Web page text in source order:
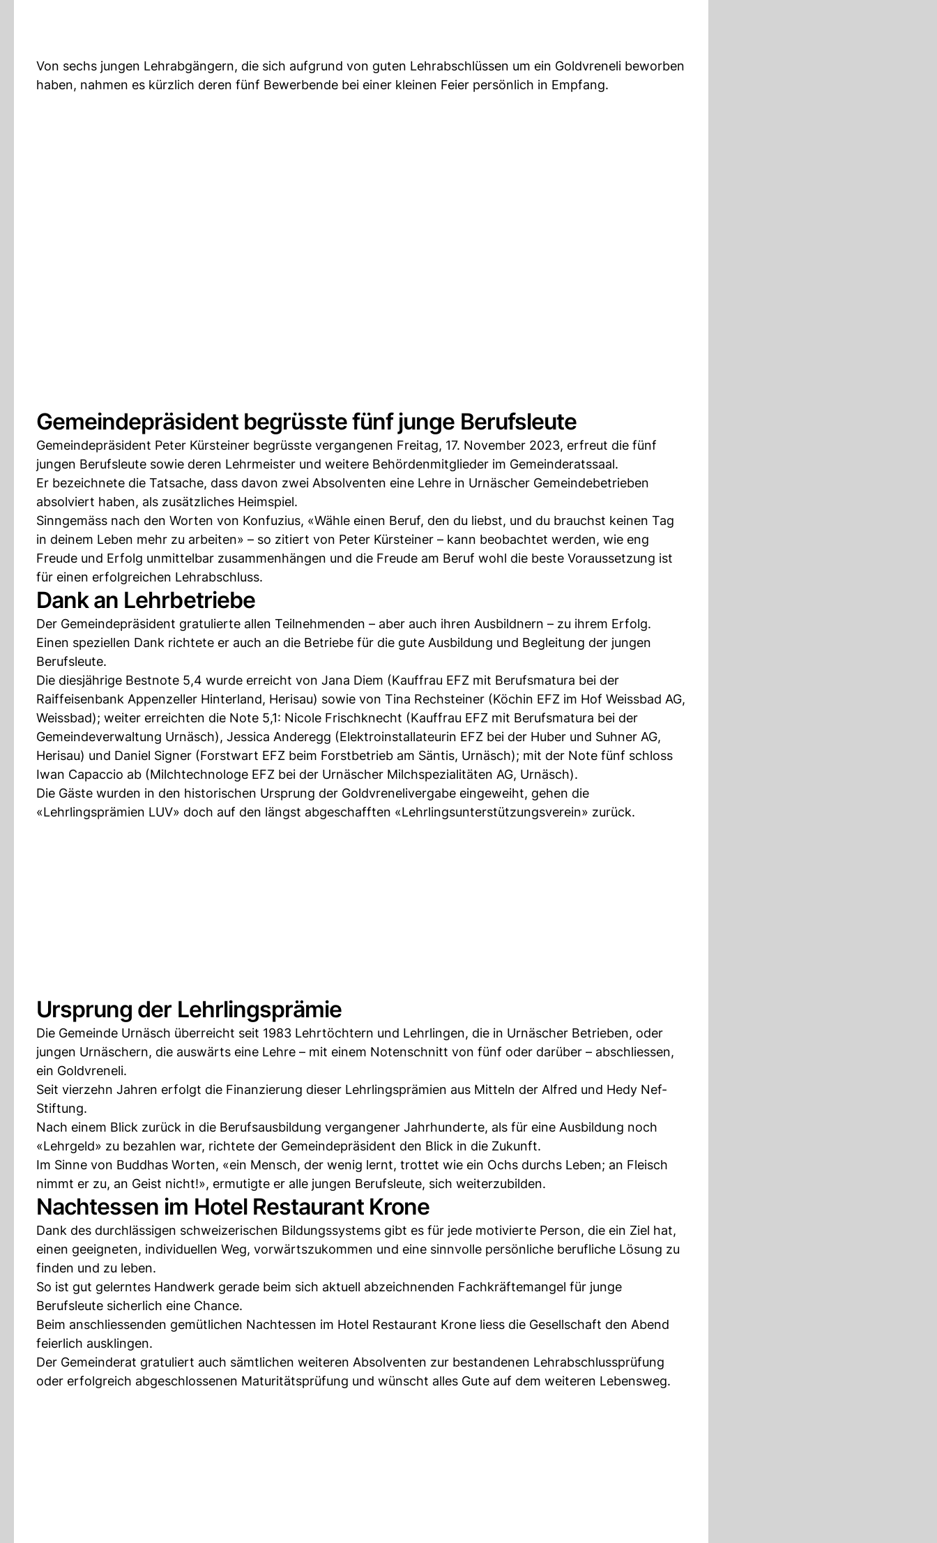
Von sechs jungen Lehrabgängern, die sich aufgrund von guten Lehrabschlüssen um ein Goldvreneli beworben
haben, nahmen es kürzlich deren fünf Bewerbende bei einer kleinen Feier persönlich in Empfang.
Gemeindepräsident begrüsste fünf junge Berufsleute
Gemeindepräsident Peter Kürsteiner begrüsste vergangenen Freitag, 17. November 2023, erfreut die fünf
jungen Berufsleute sowie deren Lehrmeister und weitere Behördenmitglieder im Gemeinderatssaal.
Er bezeichnete die Tatsache, dass davon zwei Absolventen eine Lehre in Urnäscher Gemeindebetrieben
absolviert haben, als zusätzliches Heimspiel.
Sinngemäss nach den Worten von Konfuzius, «Wähle einen Beruf, den du liebst, und du brauchst keinen Tag
in deinem Leben mehr zu arbeiten» – so zitiert von Peter Kürsteiner – kann beobachtet werden, wie eng
Freude und Erfolg unmittelbar zusammenhängen und die Freude am Beruf wohl die beste Voraussetzung ist
für einen erfolgreichen Lehrabschluss.
Dank an Lehrbetriebe
Der Gemeindepräsident gratulierte allen Teilnehmenden – aber auch ihren Ausbildnern – zu ihrem Erfolg.
Einen speziellen Dank richtete er auch an die Betriebe für die gute Ausbildung und Begleitung der jungen
Berufsleute.
Die diesjährige Bestnote 5,4 wurde erreicht von Jana Diem (Kauffrau EFZ mit Berufsmatura bei der
Raiffeisenbank Appenzeller Hinterland, Herisau) sowie von Tina Rechsteiner (Köchin EFZ im Hof Weissbad AG,
Weissbad); weiter erreichten die Note 5,1: Nicole Frischknecht (Kauffrau EFZ mit Berufsmatura bei der
Gemeindeverwaltung Urnäsch), Jessica Anderegg (Elektroinstallateurin EFZ bei der Huber und Suhner AG,
Herisau) und Daniel Signer (Forstwart EFZ beim Forstbetrieb am Säntis, Urnäsch); mit der Note fünf schloss
Iwan Capaccio ab (Milchtechnologe EFZ bei der Urnäscher Milchspezialitäten AG, Urnäsch).
Die Gäste wurden in den historischen Ursprung der Goldvrenelivergabe eingeweiht, gehen die
«Lehrlingsprämien LUV» doch auf den längst abgeschafften «Lehrlingsunterstützungsverein» zurück.
Ursprung der Lehrlingsprämie
Die Gemeinde Urnäsch überreicht seit 1983 Lehrtöchtern und Lehrlingen, die in Urnäscher Betrieben, oder
jungen Urnäschern, die auswärts eine Lehre – mit einem Notenschnitt von fünf oder darüber – abschliessen,
ein Goldvreneli.
Seit vierzehn Jahren erfolgt die Finanzierung dieser Lehrlingsprämien aus Mitteln der Alfred und Hedy Nef-
Stiftung.
Nach einem Blick zurück in die Berufsausbildung vergangener Jahrhunderte, als für eine Ausbildung noch
«Lehrgeld» zu bezahlen war, richtete der Gemeindepräsident den Blick in die Zukunft.
Im Sinne von Buddhas Worten, «ein Mensch, der wenig lernt, trottet wie ein Ochs durchs Leben; an Fleisch
nimmt er zu, an Geist nicht!», ermutigte er alle jungen Berufsleute, sich weiterzubilden.
Nachtessen im Hotel Restaurant Krone
Dank des durchlässigen schweizerischen Bildungssystems gibt es für jede motivierte Person, die ein Ziel hat,
einen geeigneten, individuellen Weg, vorwärtszukommen und eine sinnvolle persönliche berufliche Lösung zu
finden und zu leben.
So ist gut gelerntes Handwerk gerade beim sich aktuell abzeichnenden Fachkräftemangel für junge
Berufsleute sicherlich eine Chance.
Beim anschliessenden gemütlichen Nachtessen im Hotel Restaurant Krone liess die Gesellschaft den Abend
feierlich ausklingen.
Der Gemeinderat gratuliert auch sämtlichen weiteren Absolventen zur bestandenen Lehrabschlussprüfung
oder erfolgreich abgeschlossenen Maturitätsprüfung und wünscht alles Gute auf dem weiteren Lebensweg.